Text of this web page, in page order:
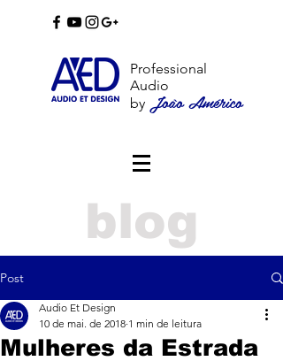
Professional
Audio
by João Américo
blog
Post
Mulheres da Estrada
Audio Et Design
10 de mai. de 2018 1 min de leitura